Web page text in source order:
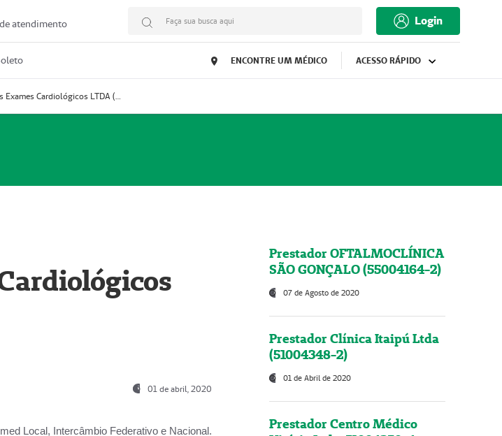
atendimento Faça sua busca aqui Login
ENCONTRE UM MÉDICO ACESSO RÁPIDO
Prestador Decordis Exames Cardiológicos LTDA (51004346-0)
01 de abril, 2020
Local, Intercâmbio Federativo e Nacional.
Prestador OFTALMOCLÍNICA
SÃO GONÇALO (55004164-2)
07 de Agosto de 2020
Prestador Clínica Itaipú Ltda
(51004348-2)
01 de Abril de 2020
Prestador Centro Médico